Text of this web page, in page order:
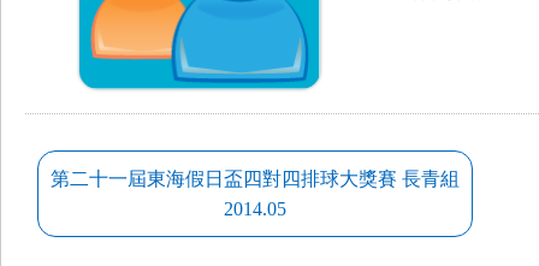
第二十一屆東海假日盃四對四排球大獎賽 長青組
2014.05